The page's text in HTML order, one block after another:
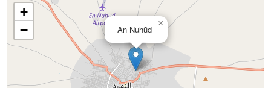
An Nuhūd
×
+
−